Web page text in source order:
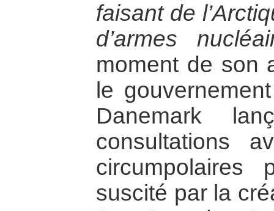
faisant de
d’armes
moment de son
le
Danemark
consultations
circumpolaires
suscité par la